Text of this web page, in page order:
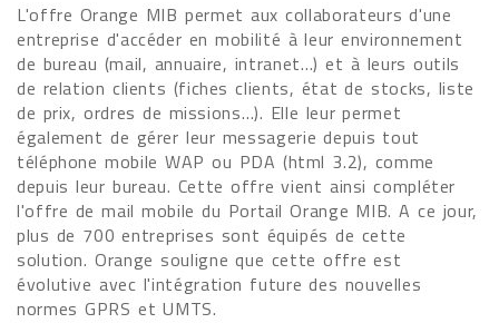
L'offre Orange MIB permet aux collaborateurs d'une
entreprise d'accéder en mobilité à leur environnement
de bureau (mail, annuaire, intranet…) et à leurs outils
de relation clients (fiches clients, état de stocks, liste
de prix, ordres de missions…). Elle leur permet
également de gérer leur messagerie depuis tout
téléphone mobile WAP ou PDA (html 3.2), comme
depuis leur bureau. Cette offre vient ainsi compléter
l'offre de mail mobile du Portail Orange MIB. A ce jour,
plus de 700 entreprises sont équipés de cette
solution. Orange souligne que cette offre est
évolutive avec l'intégration future des nouvelles
normes GPRS et UMTS.